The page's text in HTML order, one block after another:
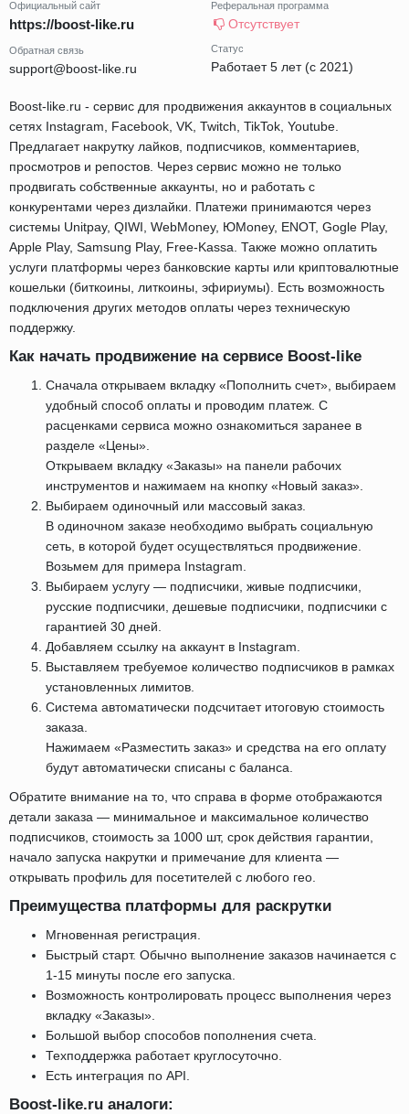
Официальный сайт
https://boost-like.ru
Обратная связь
support@boost-like.ru
Реферальная программа
Отсутствует
Статус
Работает 5 лет (с 2021)
Boost-like.ru - сервис для продвижения аккаунтов в социальных
сетях Instagram, Facebook, VK, Twitch, TikTok, Youtube.
Предлагает накрутку лайков, подписчиков, комментариев,
просмотров и репостов. Через сервис можно не только
продвигать собственные аккаунты, но и работать с
конкурентами через дизлайки. Платежи принимаются через
системы Unitpay, QIWI, WebMoney, ЮMoney, ENOT, Gogle Play,
Apple Play, Samsung Play, Free-Kassa. Также можно оплатить
услуги платформы через банковские карты или криптовалютные
кошельки (биткоины, литкоины, эфириумы). Есть возможность
подключения других методов оплаты через техническую
поддержку.
Как начать продвижение на сервисе Boost-like
Сначала открываем вкладку «Пополнить счет», выбираем
удобный способ оплаты и проводим платеж. С
расценками сервиса можно ознакомиться заранее в
разделе «Цены».
Открываем вкладку «Заказы» на панели рабочих
инструментов и нажимаем на кнопку «Новый заказ».
Выбираем одиночный или массовый заказ.
В одиночном заказе необходимо выбрать социальную
сеть, в которой будет осуществляться продвижение.
Возьмем для примера Instagram.
Выбираем услугу — подписчики, живые подписчики,
русские подписчики, дешевые подписчики, подписчики с
гарантией 30 дней.
Добавляем ссылку на аккаунт в Instagram.
Выставляем требуемое количество подписчиков в рамках
установленных лимитов.
Система автоматически подсчитает итоговую стоимость
заказа.
Нажимаем «Разместить заказ» и средства на его оплату
будут автоматически списаны с баланса.
Обратите внимание на то, что справа в форме отображаются
детали заказа — минимальное и максимальное количество
подписчиков, стоимость за 1000 шт, срок действия гарантии,
начало запуска накрутки и примечание для клиента —
открывать профиль для посетителей с любого гео.
Преимущества платформы для раскрутки
Мгновенная регистрация.
Быстрый старт. Обычно выполнение заказов начинается с
1-15 минуты после его запуска.
Возможность контролировать процесс выполнения через
вкладку «Заказы».
Большой выбор способов пополнения счета.
Техподдержка работает круглосуточно.
Есть интеграция по API.
Boost-like.ru аналоги: